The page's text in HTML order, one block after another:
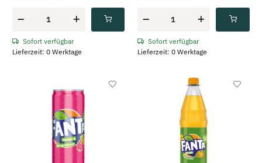
Sofort verfügbar
Lieferzeit: 0 Werktage
Sofort verfügbar
Lieferzeit: 0 Werktage